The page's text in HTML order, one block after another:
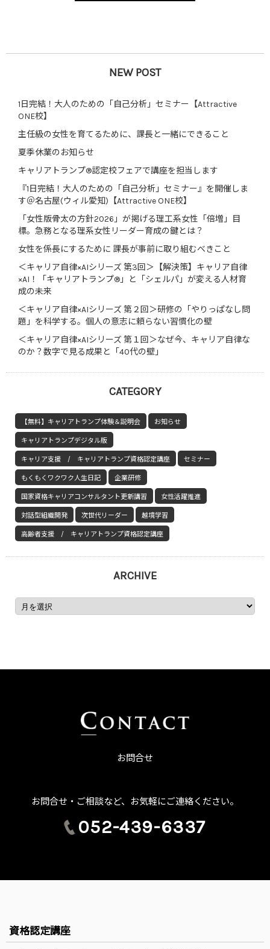
NEW POST
1日完結！大人のための「自己分析」セミナー【Attractive
ONE校】
主任級の女性を育てるために、課長と一緒にできること
夏季休業のお知らせ
キャリアトランプ®認定校フェアで講座を担当します
『1日完結！大人のための「自己分析」セミナー』を開催しま
す＠名古屋(ウィル愛知)【Attractive ONE校】
「女性版骨太の方針2026」が掲げる理工系女性「倍増」目
標。急務となる理系女性リーダー育成の鍵とは？
女性を係長にするために 課長が事前に取り組むべきこと
＜キャリア自律×AIシリーズ 第3回＞【解決策】キャリア自律
×AI！「キャリアトランプ®」と「シェルパ」が変える人材育
成の未来
＜キャリア自律×AIシリーズ 第２回＞研修の「やりっぱなし問
題」を科学する。個人の意志に頼らない習慣化の壁
＜キャリア自律×AIシリーズ 第１回＞なぜ今、キャリア自律な
のか？数字で見る成果と「40代の壁」
CATEGORY
【無料】キャリアトランプ体験＆説明会 お知らせ
キャリアトランプデジタル版
キャリア支援 / キャリアトランプ資格認定講座 セミナー
もくもくワクワク人生日記 企業研修
国家資格キャリアコンサルタント更新講習 女性活躍推進
対話型組織開発 次世代リーダー 越境学習
高齢者支援 / キャリアトランプ資格認定講座
ARCHIVE
お問合せ
お問合せ・ご相談など、お気軽にご連絡ください。
052-439-6337
資格認定講座